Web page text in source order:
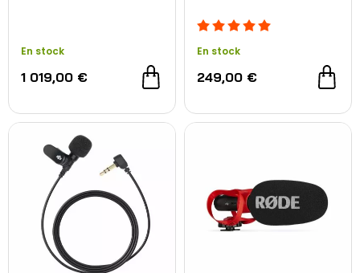
En stock
1 019,00 €
En stock
249,00 €